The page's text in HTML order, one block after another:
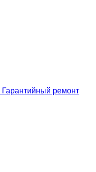
Гарантийный ремонт